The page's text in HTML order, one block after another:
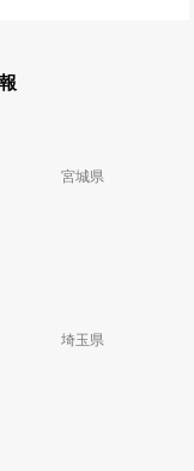
宮城県
埼玉県